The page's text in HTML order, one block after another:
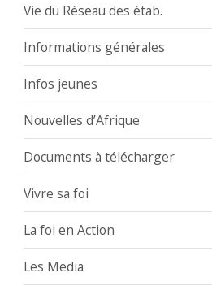
Vie du Réseau des étab.
Informations générales
Infos jeunes
Nouvelles d’Afrique
Documents à télécharger
Vivre sa foi
La foi en Action
Les Media